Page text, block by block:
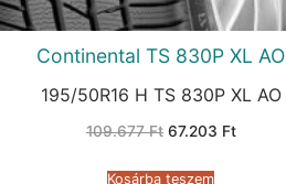
Continental TS 830P XL AO
195/50R16 H TS 830P XL AO
109.677Ft Original
109.677 Ft.
67.203 FtCurrent
Kosárba teszem